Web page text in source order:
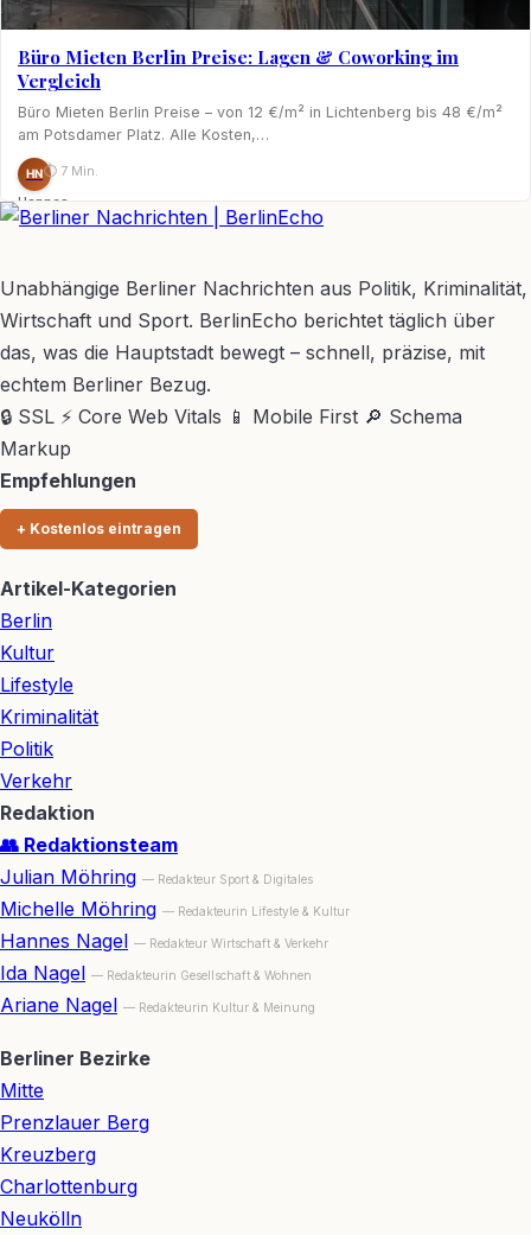
Büro Mieten Berlin Preise: Lagen & Coworking im
Vergleich
Büro Mieten Berlin Preise – von 12 €/m² in Lichtenberg bis 48 €/m²
am Potsdamer Platz. Alle Kosten,…
HN
Hannes
Nagel
⏱ 7 Min.
Unabhängige Berliner Nachrichten aus Politik, Kriminalität,
Wirtschaft und Sport. BerlinEcho berichtet täglich über
das, was die Hauptstadt bewegt – schnell, präzise, mit
echtem Berliner Bezug.
🔒 SSL ⚡ Core Web Vitals 📱 Mobile First 🔎 Schema
Markup
Empfehlungen
+ Kostenlos eintragen
Artikel-Kategorien
Berlin
Kultur
Lifestyle
Kriminalität
Politik
Verkehr
Redaktion
👥 Redaktionsteam
Julian Möhring — Redakteur Sport & Digitales
Michelle Möhring — Redakteurin Lifestyle & Kultur
Hannes Nagel — Redakteur Wirtschaft & Verkehr
Ida Nagel — Redakteurin Gesellschaft & Wohnen
Ariane Nagel — Redakteurin Kultur & Meinung
Berliner Bezirke
Mitte
Prenzlauer Berg
Kreuzberg
Charlottenburg
Neukölln